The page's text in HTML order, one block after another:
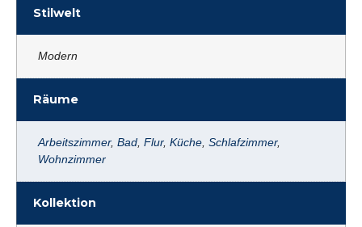
Stilwelt
Modern
Räume
Arbeitszimmer, Bad, Flur, Küche, Schlafzimmer,
Wohnzimmer
Kollektion